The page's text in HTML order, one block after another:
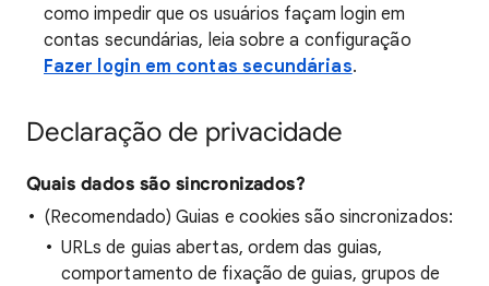
como impedir que os usuários façam login em
contas secundárias, leia sobre a configuração
Fazer login em contas secundárias.
Declaração de privacidade
Quais dados são sincronizados?
(Recomendado) Guias e cookies são sincronizados:
URLs de guias abertas, ordem das guias,
comportamento de fixação de guias, grupos de